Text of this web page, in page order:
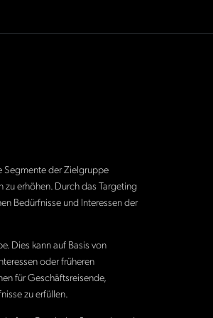
Segmente der Zielgruppe
zu erhöhen. Durch das Targeting
Bedürfnisse und Interessen der
Dies kann auf Basis von
oder früheren
für Geschäftsreisende,
zu erfüllen.